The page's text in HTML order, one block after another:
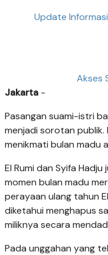
Update
Akses
Jakarta -
Pasangan suami-istri
menjadi sorotan publik.
menikmati bulan madu
El Rumi dan Syifa
momen bulan madu
perayaan ulang tahun
diketahui menghapus
miliknya secara
Pada unggahan yang